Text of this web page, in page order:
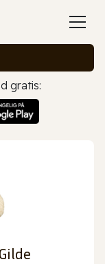
gratis: